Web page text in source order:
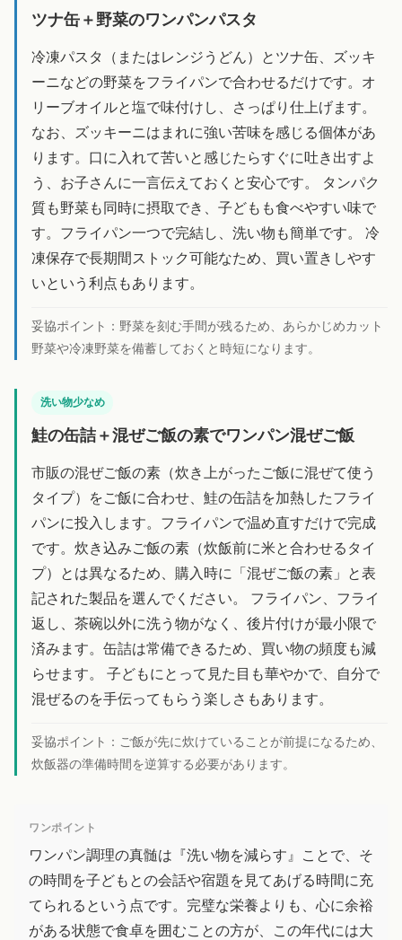
ツナ缶＋野菜のワンパンパスタ
冷凍パスタ（またはレンジうどん）とツナ缶、ズッキ
ーニなどの野菜をフライパンで合わせるだけです。オ
リーブオイルと塩で味付けし、さっぱり仕上げます。
なお、ズッキーニはまれに強い苦味を感じる個体があ
ります。口に入れて苦いと感じたらすぐに吐き出すよ
う、お子さんに一言伝えておくと安心です。 タンパク
質も野菜も同時に摂取でき、子どもも食べやすい味で
す。フライパン一つで完結し、洗い物も簡単です。 冷
凍保存で長期間ストック可能なため、買い置きしやす
いという利点もあります。
妥協ポイント： 野菜を刻む手間が残るため、あらかじめカット
野菜や冷凍野菜を備蓄しておくと時短になります。
洗い物少なめ
鮭の缶詰＋混ぜご飯の素でワンパン混ぜご飯
市販の混ぜご飯の素（炊き上がったご飯に混ぜて使う
タイプ）をご飯に合わせ、鮭の缶詰を加熱したフライ
パンに投入します。フライパンで温め直すだけで完成
です。炊き込みご飯の素（炊飯前に米と合わせるタイ
プ）とは異なるため、購入時に「混ぜご飯の素」と表
記された製品を選んでください。 フライパン、フライ
返し、茶碗以外に洗う物がなく、後片付けが最小限で
済みます。缶詰は常備できるため、買い物の頻度も減
らせます。 子どもにとって見た目も華やかで、自分で
混ぜるのを手伝ってもらう楽しさもあります。
妥協ポイント： ご飯が先に炊けていることが前提になるため、
炊飯器の準備時間を逆算する必要があります。
ワンポイント
ワンパン調理の真髄は『洗い物を減らす』ことで、そ
の時間を子どもとの会話や宿題を見てあげる時間に充
てられるという点です。完璧な栄養よりも、心に余裕
がある状態で食卓を囲むことの方が、この年代には大